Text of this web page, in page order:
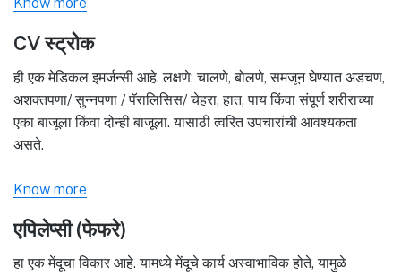
CV स्ट्रोक
ही एक मेडिकल इमर्जन्सी आहे. लक्षणे: चालणे, बोलणे, समजून घेण्यात अडचण,
अशक्तपणा/ सुन्नपणा / पॅरालिसिस/ चेहरा, हात, पाय किंवा संपूर्ण शरीराच्या
एका बाजूला किंवा दोन्ही बाजूला. यासाठी त्वरित उपचारांची आवश्यकता
असते.
Know more
एपिलेप्सी (फेफरे)
हा एक मेंदूचा विकार आहे. यामध्ये मेंदूचे कार्य अस्वाभाविक होते, यामुळे